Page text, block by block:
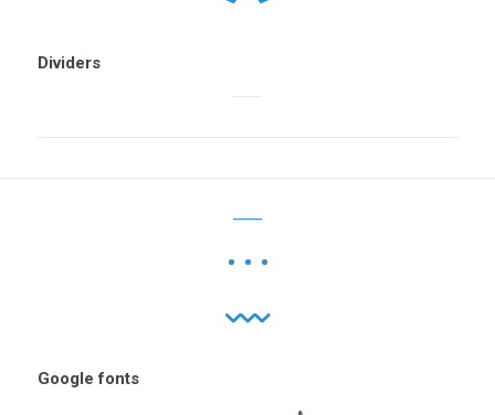
Dividers
Google fonts